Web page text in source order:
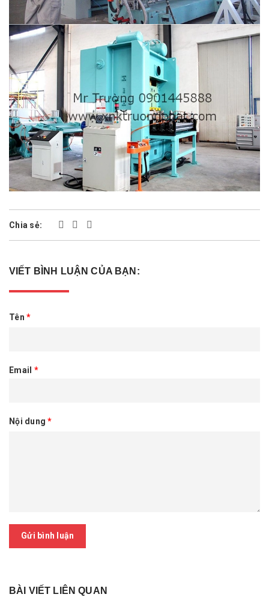
Chia sẻ:
VIẾT BÌNH LUẬN CỦA BẠN:
Tên *
Email *
Nội dung*
Gửi bình luận
BÀI VIẾT LIÊN QUAN